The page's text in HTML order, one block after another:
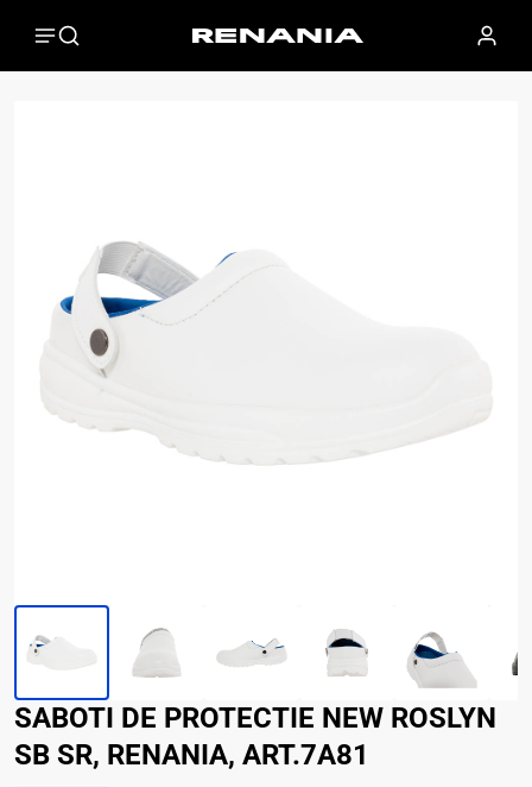
SABOTI DE PROTECTIE NEW ROSLYN
SB SR, RENANIA, ART.7A81